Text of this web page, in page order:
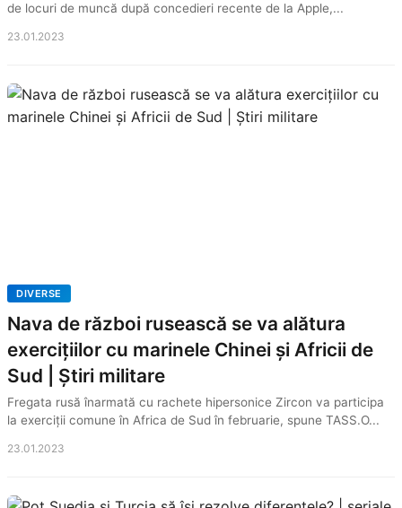
de locuri de muncă după concedieri recente de la Apple,...
23.01.2023
DIVERSE
Nava de război rusească se va alătura
exercițiilor cu marinele Chinei și Africii de
Sud | Știri militare
Fregata rusă înarmată cu rachete hipersonice Zircon va participa
la exerciții comune în Africa de Sud în februarie, spune TASS.O...
23.01.2023